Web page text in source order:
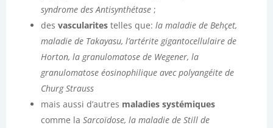
syndrome des Antisynthétase ;
des vascularitestelles que: la maladie de Behçet,
maladie de Takayasu, l’artérite gigantocellulaire de
Horton, la granulomatose de Wegener, la
granulomatose éosinophilique avec polyangéite de
Churg Strauss
mais aussi d’autres maladies systémiques
comme la Sarcoïdose, la maladie de Still de